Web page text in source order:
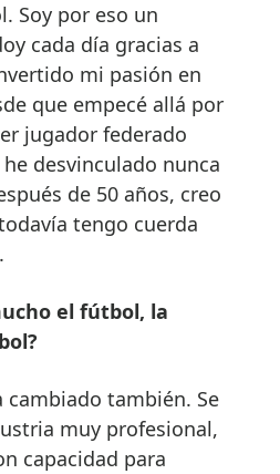
Soy por eso un
cada día gracias a
mi pasión en
que empecé allá por
jugador federado
desvinculado nunca
de 50 años, creo
tengo cuerda
el fútbol, la
cambiado también. Se
muy profesional,
capacidad para